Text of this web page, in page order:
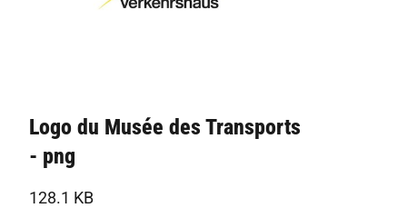
Logo du Musée des Transports
- png
128.1 KB